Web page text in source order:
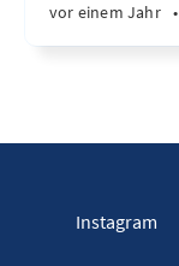
vor einem Jahr •
Instagram